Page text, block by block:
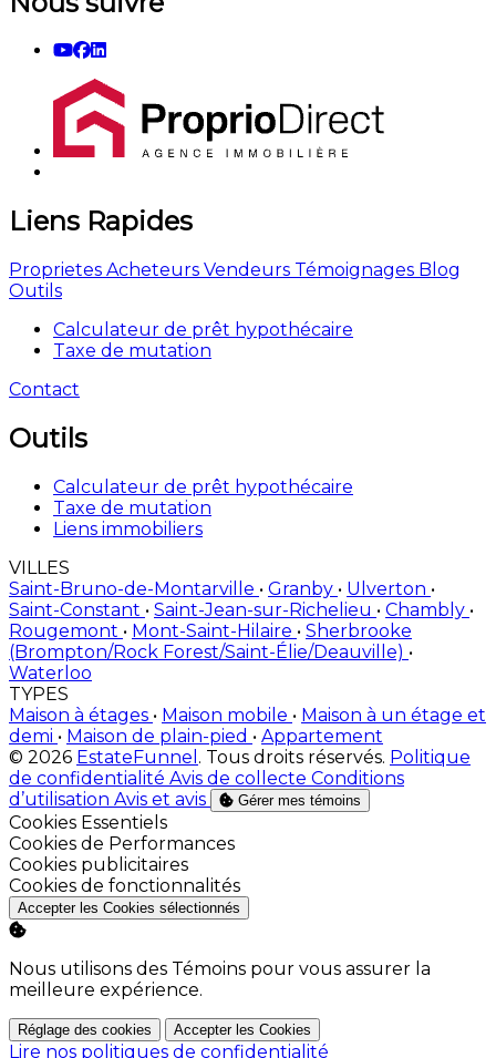
Liens Rapides
Proprietes Acheteurs Vendeurs Témoignages Blog
Outils
Calculateur de prêt hypothécaire
Taxe de mutation
Contact
Outils
Calculateur de prêt hypothécaire
Taxe de mutation
Liens immobiliers
VILLES
Saint-Bruno-de-Montarville • Granby • Ulverton •
Saint-Constant • Saint-Jean-sur-Richelieu • Chambly •
Rougemont • Mont-Saint-Hilaire • Sherbrooke
(Brompton/Rock Forest/Saint-Élie/Deauville) •
Waterloo
TYPES
Maison à étages • Maison mobile • Maison à un étage et
demi • Maison de plain-pied • Appartement
© 2026 EstateFunnel . Tous droits réservés. Politique
de confidentialité Avis de collecte Conditions
d’utilisation Avis et avis Gérer mes témoins
Activer
Cookies Essentiels
Activer
Cookies de Performances
Activer
Cookies publicitaires
Activer
Cookies de fonctionnalités
Accepter les Cookies sélectionnés
Nous utilisons des Témoins pour vous assurer la
meilleure expérience.
Réglage des cookies Accepter les Cookies
Lire nos politiques de confidentialité